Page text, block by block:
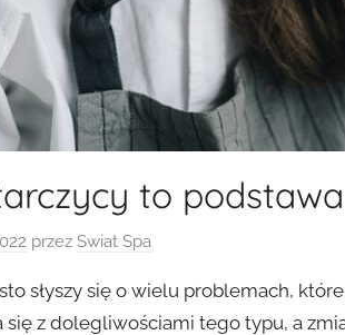
to podstawa
przez Swiat Spa
słyszy się o wielu problemach,
z dolegliwościami tego typu, a